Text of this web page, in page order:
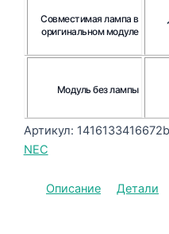
Совместимая лампа в
оригинальном модуле
Модуль без лампы
Артикул:
NEC
Описание Детали